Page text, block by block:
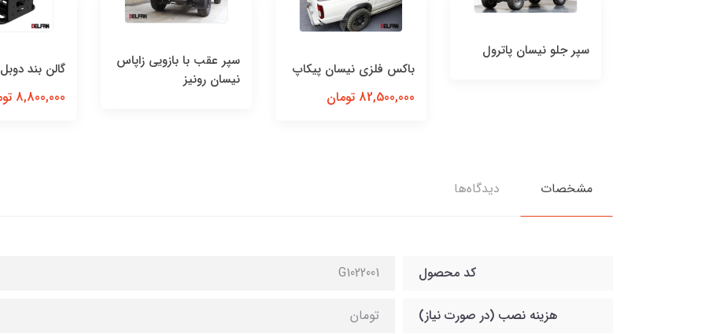
سپر عقب با بازویی زاپاس
نیسان رونیز
گالن بند دوبل
مشخصات دیدگاه‌ها
کد محصول G1022001
هزینه نصب (در صورت نیاز) تومان